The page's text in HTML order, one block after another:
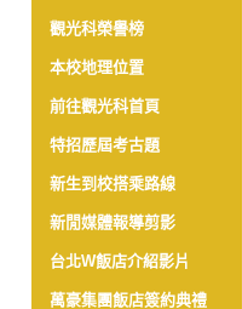
觀光科榮譽榜
本校地理位置
前往觀光科首頁
特招歷屆考古題
新生到校搭乘路線
新閒媒體報導剪影
台北W飯店介紹影片
萬豪集團飯店簽約典禮